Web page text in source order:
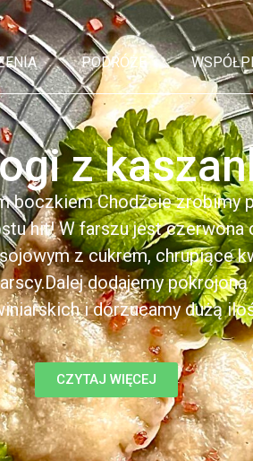
PODRÓŻE
z
boczkiem Chodźcie zrobimy
hit! W farszu jest czerwona
z cukrem, chrupiące
dodajemy
i dorzucamy dużą
CZYTAJ WIĘCEJ